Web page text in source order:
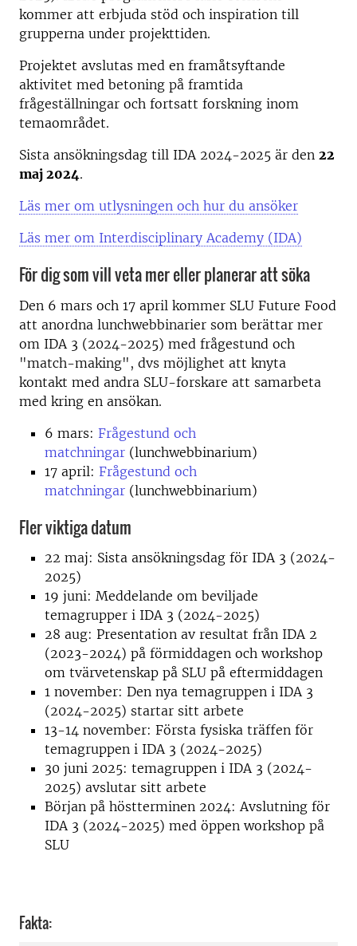
kommer att erbjuda stöd och inspiration till
grupperna under projekttiden.
Projektet avslutas med en framåtsyftande
aktivitet med betoning på framtida
frågeställningar och fortsatt forskning inom
temaområdet.
Sista ansökningsdag till IDA 2024-2025 är den 22
maj 2024.
Läs mer om utlysningen och hur du ansöker
Läs mer om Interdisciplinary Academy (IDA)
För dig som vill veta mer eller planerar att söka
Den 6 mars och 17 april kommer SLU Future Food
att anordna lunchwebbinarier som berättar mer
om IDA 3 (2024-2025) med frågestund och
"match-making", dvs möjlighet att knyta
kontakt med andra SLU-forskare att samarbeta
med kring en ansökan.
6 mars: Frågestund och
matchningar (lunchwebbinarium)
17 april: Frågestund och
matchningar (lunchwebbinarium)
Fler viktiga datum
22 maj: Sista ansökningsdag för IDA 3 (2024-
2025)
19 juni: Meddelande om beviljade
temagrupper i IDA 3 (2024-2025)
28 aug: Presentation av resultat från IDA 2
(2023-2024) på förmiddagen och workshop
om tvärvetenskap på SLU på eftermiddagen
1 november: Den nya temagruppen i IDA 3
(2024-2025) startar sitt arbete
13-14 november: Första fysiska träffen för
temagruppen i IDA 3 (2024-2025)
30 juni 2025: temagruppen i IDA 3 (2024-
2025) avslutar sitt arbete
Början på höstterminen 2024: Avslutning för
IDA 3 (2024-2025) med öppen workshop på
SLU
Fakta: